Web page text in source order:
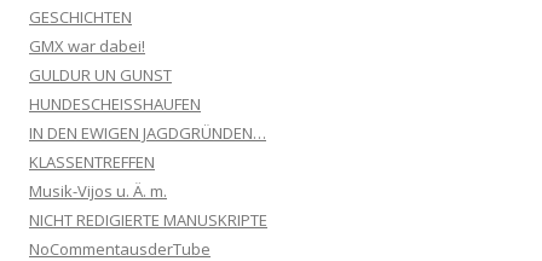
GESCHICHTEN
GMX war dabei!
GULDUR UN GUNST
HUNDESCHEISSHAUFEN
IN DEN EWIGEN JAGDGRÜNDEN…
KLASSENTREFFEN
Musik-Vijos u. Ä. m.
NICHT REDIGIERTE MANUSKRIPTE
NoCommentausderTube